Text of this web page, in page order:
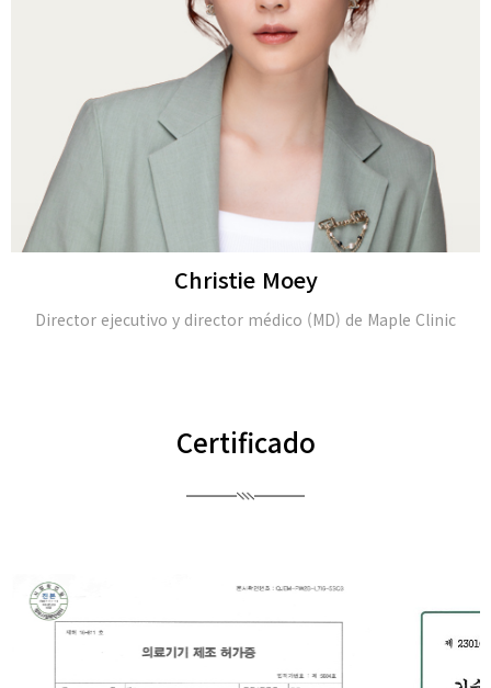
Alina Tomasheva
dermatólogo
Certificado